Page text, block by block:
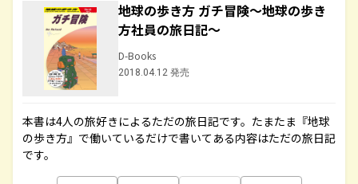
地球の歩き方 ガチ冒険～地球の歩き
方社員の旅日記～
D-Books
2018.04.12 発売
本書は4人の旅好きによるただの旅日記です。たまたま『地球
の歩き方』で働いているだけで書いてある内容はただの旅日記
です。